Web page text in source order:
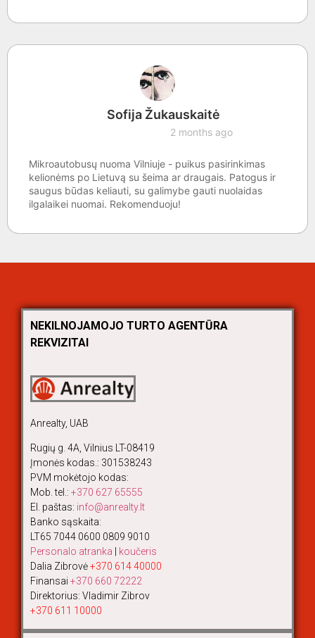
atitiko mano lūkesčius!
Sofija Žukauskaitė
2 months ago
Mikroautobusų nuoma Vilniuje - puikus pasirinkimas
kelionėms po Lietuvą su šeima ar draugais. Patogus ir
saugus būdas keliauti, su galimybe gauti nuolaidas
ilgalaikei nuomai. Rekomenduoju!
NEKILNOJAMOJO TURTO AGENTŪRA
REKVIZITAI
Anrealty, UAB
Rugių g. 4A, Vilnius LT-08419
Įmonės kodas.: 301538243
PVM mokėtojo kodas:
Mob. tel.: +370 627 65555
El. paštas: info@anrealty.lt
Banko sąskaita:
LT65 7044 0600 0809 9010
Personalo atranka
koučeris
Dalia Zibrovė+370 614 40000
Finansai +370 660 72222
Direktorius: Vladimir Zibrov
+370 611 10000